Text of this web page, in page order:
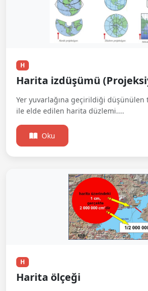
H
Harita izdüşümü
Yer yuvarlağına geçirildiği düşünülen
ile elde edilen harita düzlemi....
Oku
H
Harita ölçeği